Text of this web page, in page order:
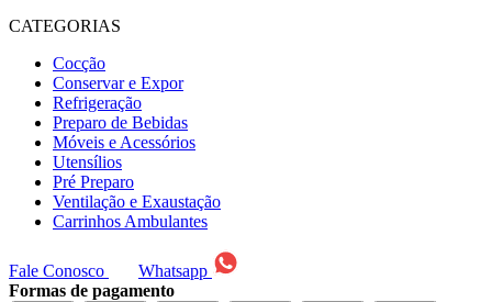
CATEGORIAS
Cocção
Conservar e Expor
Refrigeração
Preparo de Bebidas
Móveis e Acessórios
Utensílios
Pré Preparo
Ventilação e Exaustação
Carrinhos Ambulantes
Fale Conosco
Whatsapp
Formas de pagamento